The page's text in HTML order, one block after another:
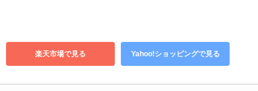
楽天市場で見る Yahoo!ショッピングで見る